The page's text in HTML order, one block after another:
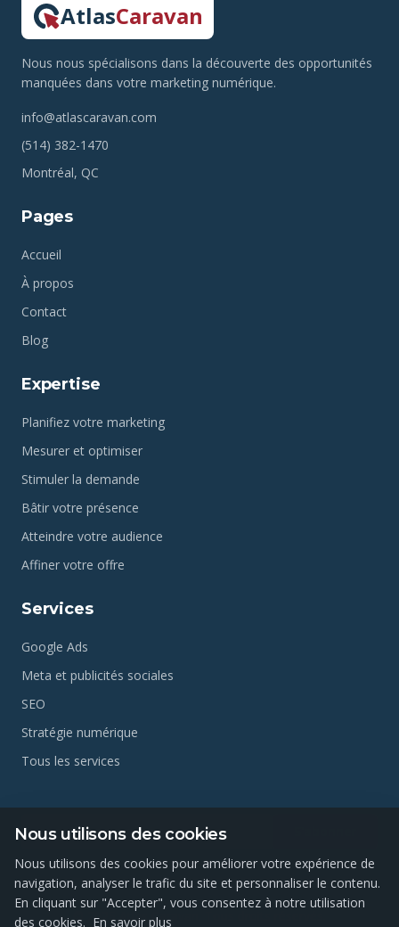
AtlasCaravan
Nous nous spécialisons dans la découverte des opportunités
manquées dans votre marketing numérique.
info@atlascaravan.com
(514) 382-1470
Montréal, QC
Pages
Accueil
À propos
Contact
Blog
Expertise
Planifiez votre marketing
Mesurer et optimiser
Stimuler la demande
Bâtir votre présence
Atteindre votre audience
Affiner votre offre
Services
Google Ads
Meta et publicités sociales
SEO
Stratégie numérique
Tous les services
© 2025 Atlas Caravan. Tous droits réservés.
Nous utilisons des cookies
Nous utilisons des cookies pour améliorer votre expérience de
navigation, analyser le trafic du site et personnaliser le contenu.
En cliquant sur "Accepter", vous consentez à notre utilisation
des cookies. En savoir plus